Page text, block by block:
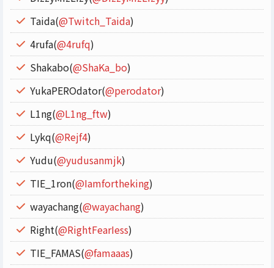
Taida(@Twitch_Taida)
4rufa(@4rufq)
Shakabo(@ShaKa_bo)
YukaPEROdator(@perodator)
L1ng(@L1ng_ftw)
Lykq(@Rejf4)
Yudu(@yudusanmjk)
TIE_1ron(@Iamfortheking)
wayachang(@wayachang)
Right(@RightFearIess)
TIE_FAMAS(@famaaas)